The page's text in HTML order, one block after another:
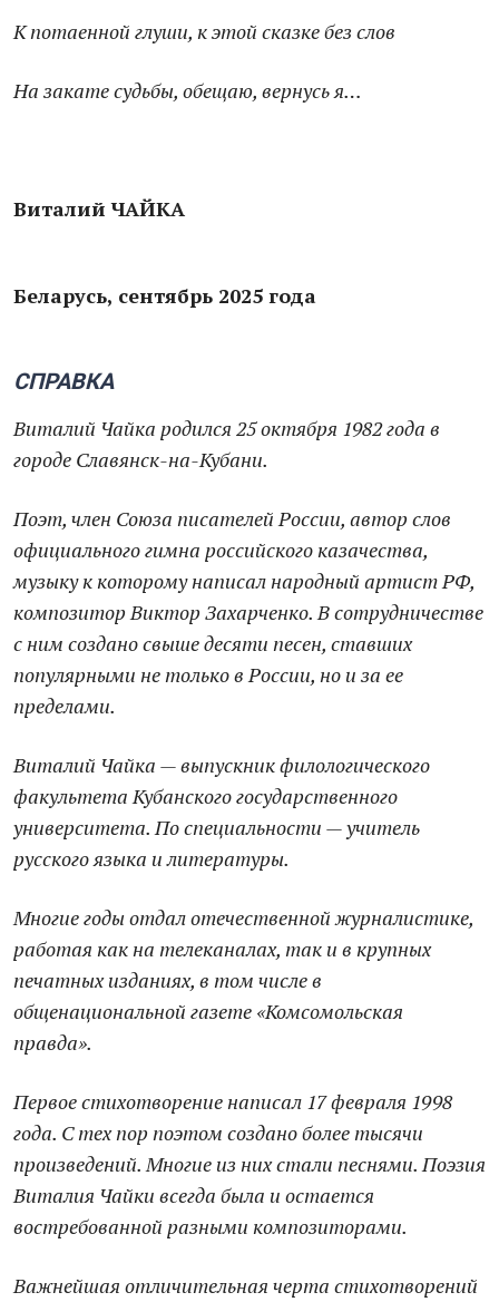
К потаенной глуши, к этой сказке без слов
На закате судьбы, обещаю, вернусь я…
Виталий ЧАЙКА
Беларусь, сентябрь 2025 года
СПРАВКА
Виталий Чайка родился 25 октября 1982 года в
городе Славянск-на-Кубани.
Поэт, член Союза писателей России, автор слов
официального гимна российского казачества,
музыку к которому написал народный артист РФ,
композитор Виктор Захарченко. В сотрудничестве
с ним создано свыше десяти песен, ставших
популярными не только в России, но и за ее
пределами.
Виталий Чайка — выпускник филологического
факультета Кубанского государственного
университета. По специальности — учитель
русского языка и литературы.
Многие годы отдал отечественной журналистике,
работая как на телеканалах, так и в крупных
печатных изданиях, в том числе в
общенациональной газете «Комсомольская
правда».
Первое стихотворение написал 17 февраля 1998
года. С тех пор поэтом создано более тысячи
произведений. Многие из них стали песнями. Поэзия
Виталия Чайки всегда была и остается
востребованной разными композиторами.
Важнейшая отличительная черта стихотворений